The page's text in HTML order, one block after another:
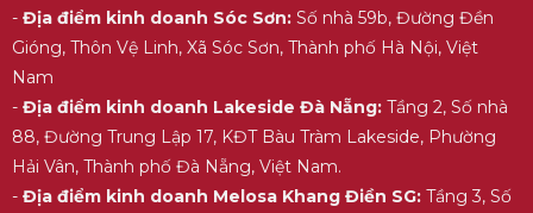
- Địa điểm kinh doanh Sóc Sơn:Số nhà 59b, Đường Đền
Gióng, Thôn Vệ Linh, Xã Sóc Sơn, Thành phố Hà Nội, Việt
Nam
- Địa điểm kinh doanh Lakeside Đà Nẵng:Tầng 2, Số nhà
88, Đường Trung Lập 17, KĐT Bàu Tràm Lakeside, Phường
Hải Vân, Thành phố Đà Nẵng, Việt Nam.
- Địa điểm kinh doanh Melosa Khang Điền SG:Tầng 3, Số